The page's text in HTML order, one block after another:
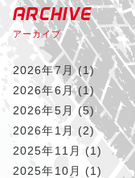
ARCHIVE
アーカイブ
2026年7月(1)
2026年6月(1)
2026年5月
(5)
2026年1月
(2)
2025年11月 (1)
2025年10月
(1)